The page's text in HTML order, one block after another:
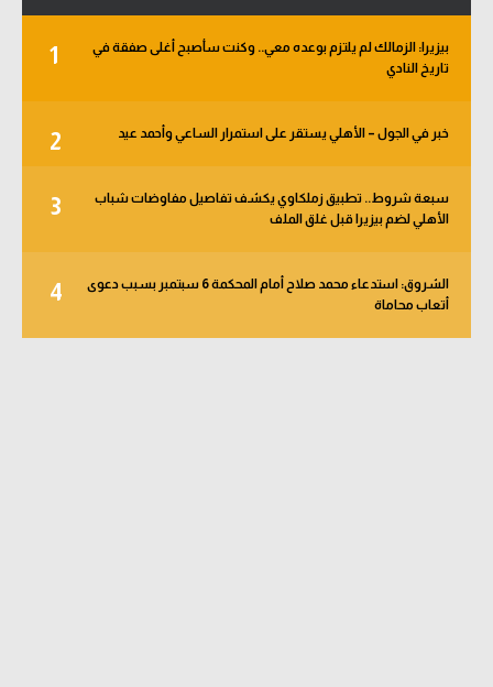
1
بيزيرا: الزمالك لم يلتزم بوعده معي.. وكنت سأصبح أغلى صفقة في
تاريخ النادي
2 خبر في الجول – الأهلي يستقر على استمرار الساعي وأحمد عيد
3
سبعة شروط.. تطبيق زملكاوي يكشف تفاصيل مفاوضات شباب
الأهلي لضم بيزيرا قبل غلق الملف
4
الشروق: استدعاء محمد صلاح أمام المحكمة 6 سبتمبر بسبب دعوى
أتعاب محاماة